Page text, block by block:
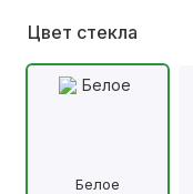
Цвет стекла
Белое